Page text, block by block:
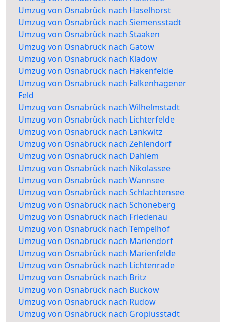
Umzug von Osnabrück nach Haselhorst
Umzug von Osnabrück nach Siemensstadt
Umzug von Osnabrück nach Staaken
Umzug von Osnabrück nach Gatow
Umzug von Osnabrück nach Kladow
Umzug von Osnabrück nach Hakenfelde
Umzug von Osnabrück nach Falkenhagener
Feld
Umzug von Osnabrück nach Wilhelmstadt
Umzug von Osnabrück nach Lichterfelde
Umzug von Osnabrück nach Lankwitz
Umzug von Osnabrück nach Zehlendorf
Umzug von Osnabrück nach Dahlem
Umzug von Osnabrück nach Nikolassee
Umzug von Osnabrück nach Wannsee
Umzug von Osnabrück nach Schlachtensee
Umzug von Osnabrück nach Schöneberg
Umzug von Osnabrück nach Friedenau
Umzug von Osnabrück nach Tempelhof
Umzug von Osnabrück nach Mariendorf
Umzug von Osnabrück nach Marienfelde
Umzug von Osnabrück nach Lichtenrade
Umzug von Osnabrück nach Britz
Umzug von Osnabrück nach Buckow
Umzug von Osnabrück nach Rudow
Umzug von Osnabrück nach Gropiusstadt